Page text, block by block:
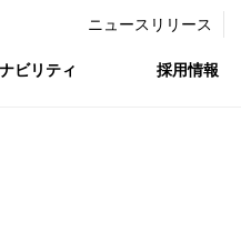
ビリティ 採用情報
ニュースリリース